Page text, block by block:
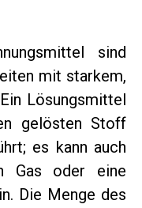
sind
mit starkem,
Lösungsmittel
gelösten Stoff
es kann auch
Gas oder eine
Die Menge des